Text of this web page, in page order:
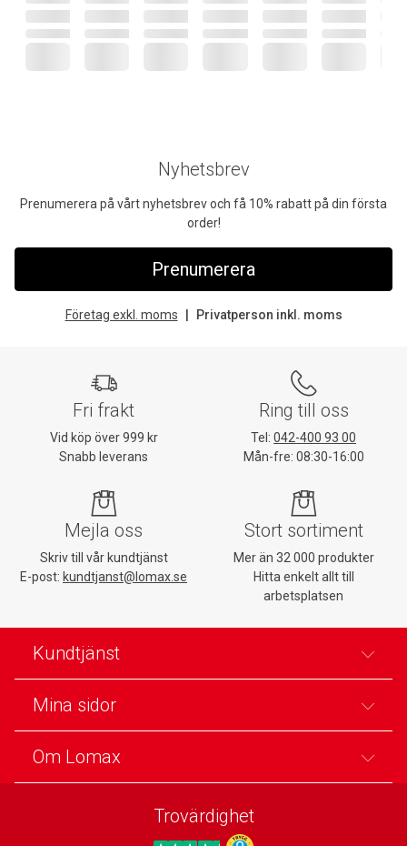
Nyhetsbrev
Prenumerera på vårt nyhetsbrev och få 10% rabatt på din första
order!
Prenumerera
Företag exkl. moms Privatperson inkl. moms
Fri frakt
Vid köp över 999 kr
Snabb leverans
Ring till oss
Tel: 042-400 93 00
Mån-fre: 08:30-16:00
Mejla oss
Skriv till vår kundtjänst
E-post: kundtjanst@lomax.se
Stort sortiment
Mer än 32 000 produkter
Hitta enkelt allt till
arbetsplatsen
Kundtjänst
Mina sidor
Om Lomax
Trovärdighet